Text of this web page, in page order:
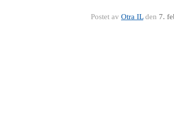
Postet av Otra ILden 7.